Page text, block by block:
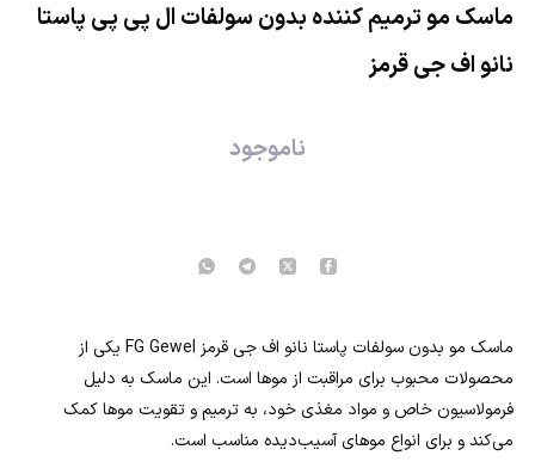
ماسک مو ترمیم کننده بدون سولفات ال پی پی پاستا
نانو اف جی قرمز
ناموجود
ماسک مو بدون سولفات پاستا نانو اف جی قرمز FG Gewel یکی از
محصولات محبوب برای مراقبت از موها است. این ماسک به دلیل
فرمولاسیون خاص و مواد مغذی خود، به ترمیم و تقویت موها کمک
می‌کند و برای انواع موهای آسیب‌دیده مناسب است.